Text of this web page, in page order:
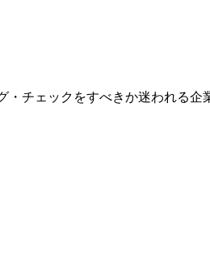
チェックをすべきか迷われる